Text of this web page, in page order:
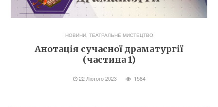
НОВИНИ, ТЕАТРАЛЬНЕ МИСТЕЦТВО
Анотація сучасної драматургії
(частина 1)
22 Лютого 2023 1584